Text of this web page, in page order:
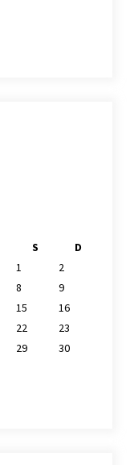
S
D
1
2
8
9
15
16
22
23
29
30